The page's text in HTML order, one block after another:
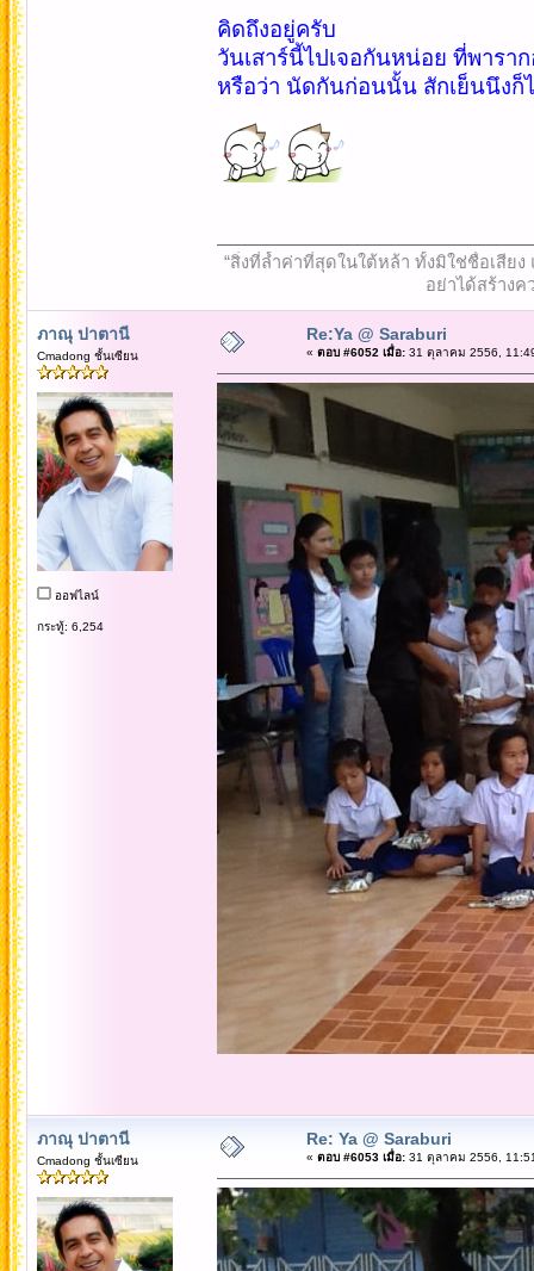
คิดถึงอยู่ครับ
วันเสาร์นี้ไปเจอกันหน่อย ที่พารา
หรือว่า นัดกันก่อนนั้น สักเย็นนึงก็ไ
“สิ่งที่ล้ำค่าที่สุดในใต้หล้า ทั้งมิใช่ชื่อเสีย
อย่าได้สร้างค
ภาณุ ปาตานี
Cmadong ชั้นเซียน
ออฟไลน์
กระทู้: 6,254
Re:Ya @ Saraburi
« ตอบ #6052 เมื่อ:31 ตุลาคม 2556,
ภาณุ ปาตานี
Cmadong ชั้นเซียน
Re: Ya @ Saraburi
« ตอบ #6053 เมื่อ:31 ตุลาคม 2556,